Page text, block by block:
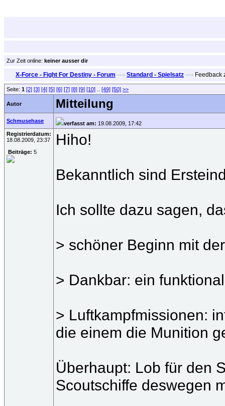
Zur Zeit online: keiner ausser dir
X-Force - Fight For Destiny - Forum —› Standard - Spielsatz —› Feedback
Seite: 1 [2] [3] [4] [5] [6] [7] [8] [9] [10] [49] [50] >>
Autor Mitteilung
Schmusehase verfasst am: 19.08.2009, 17:42
Registrierdatum:
18.08.2009, 23:37
Beiträge: 5
Hiho!
Bekanntlich sind
Ich sollte dazu sagen,
> schöner Beginn mit
> Dankbar: ein
> Luftkampfmissionen:
die einem die Munition
Überhaupt: Lob für den
Scoutschiffe deswegen